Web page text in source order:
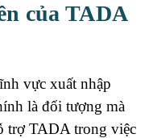
của TADA
vực xuất nhập
là đối tượng mà
trợ TADA trong việc